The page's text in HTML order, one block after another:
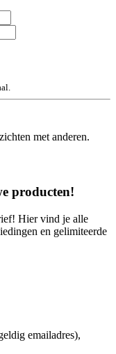
met anderen.
producten!
Hier vind je alle
en gelimiteerde
emailadres),